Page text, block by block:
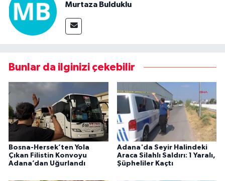
Murtaza Bulduklu
Bunlar da ilginizi çekebilir
Bosna-Hersek’ten Yola
Çıkan Filistin Konvoyu
Adana’dan Uğurlandı
Adana'da Seyir Halindeki
Araca Silahlı Saldırı: 1 Yaralı,
Şüpheliler Kaçtı